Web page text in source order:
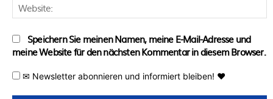
Speichern Sie meinen Namen, meine E-Mail-Adresse und
meine Website für den nächsten Kommentar in diesem Browser.
✉ Newsletter abonnieren und informiert bleiben! ♥